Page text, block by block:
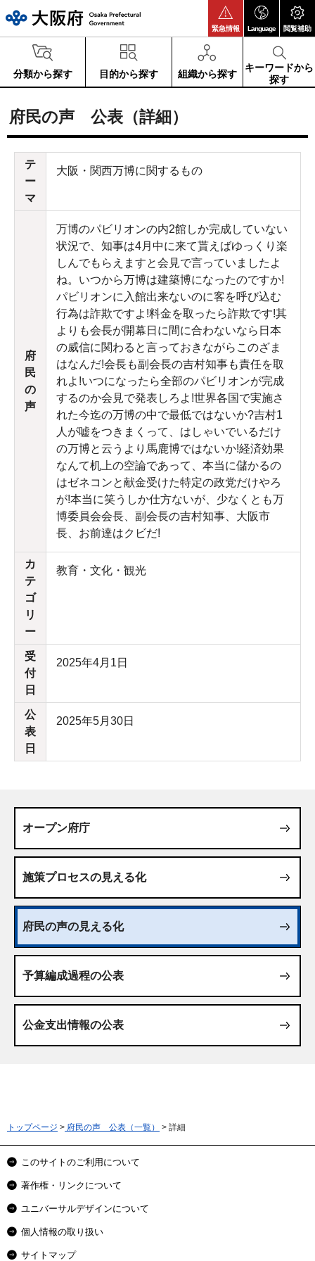
緊急情報 Language 閲覧補助
分類から探す 目的から探す 組織から探す
キーワードから
探す
府民の声 公表（詳細）
テ
ー
マ
大阪・関西万博に関するもの
府
民
の
声
万博のパビリオンの内2館しか完成していない
状況で、知事は4月中に来て貰えばゆっくり楽
しんでもらえますと会見で言っていましたよ
ね。いつから万博は建築博になったのですか!
パビリオンに入館出来ないのに客を呼び込む
行為は詐欺ですよ!料金を取ったら詐欺です!其
よりも会長が開幕日に間に合わないなら日本
の威信に関わると言っておきながらこのざま
はなんだ!会長も副会長の吉村知事も責任を取
れよ!いつになったら全部のパビリオンが完成
するのか会見で発表しろよ!世界各国で実施さ
れた今迄の万博の中で最低ではないか?吉村1
人が嘘をつきまくって、はしゃいでいるだけ
の万博と云うより馬鹿博ではないか!経済効果
なんて机上の空論であって、本当に儲かるの
はゼネコンと献金受けた特定の政党だけやろ
が!本当に笑うしか仕方ないが、少なくとも万
博委員会会長、副会長の吉村知事、大阪市
長、お前達はクビだ!
カ
テ
ゴ
リ
ー
教育・文化・観光
受
付
日
2025年4月1日
公
表
日
2025年5月30日
オープン府庁
施策プロセスの見える化
府民の声の見える化
予算編成過程の公表
公金支出情報の公表
トップページ > 府民の声 公表（一覧） > 詳細
このサイトのご利用について
著作権・リンクについて
ユニバーサルデザインについて
個人情報の取り扱い
サイトマップ